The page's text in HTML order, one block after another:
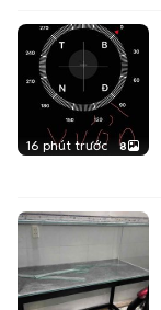
16 phút trước 8